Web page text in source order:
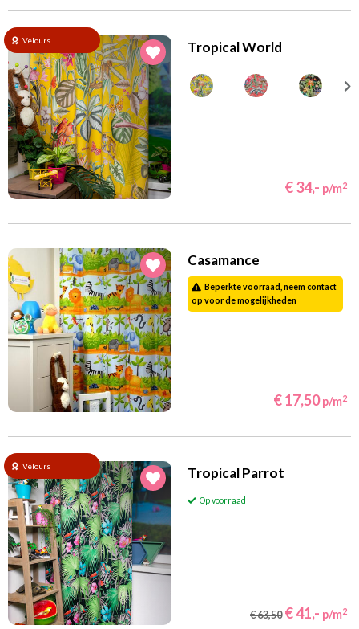
Velours Tropical World
€ 34,- p/m2
Casamance
Beperkte voorraad, neem contact
op voor de mogelijkheden
€ 17,50 p/m2
Velours Tropical Parrot
Op voorraad
€ 63,50 € 41,- p/m2